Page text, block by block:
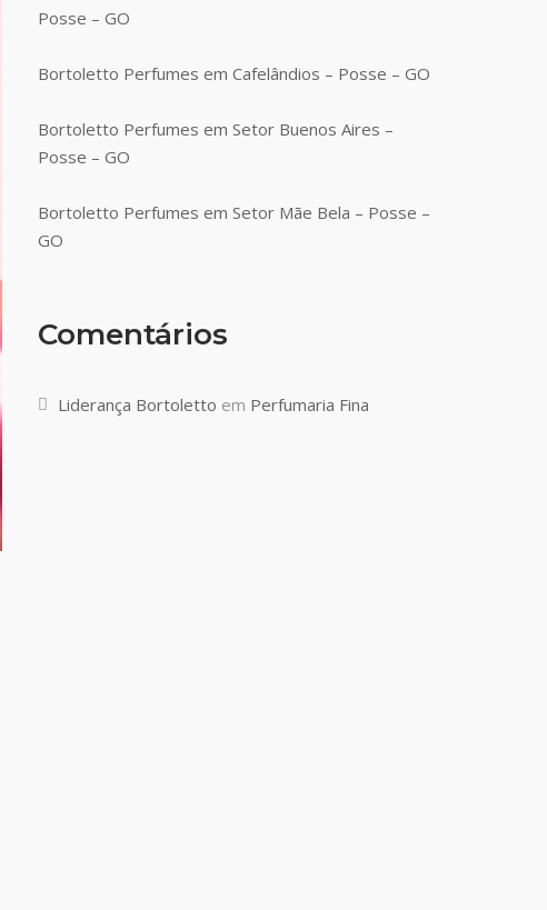
Posse – GO
Bortoletto Perfumes em Cafelândios – Posse – GO
Bortoletto Perfumes em Setor Buenos Aires –
Posse – GO
Bortoletto Perfumes em Setor Mãe Bela – Posse –
GO
Comentários
Liderança Bortoletto em Perfumaria Fina